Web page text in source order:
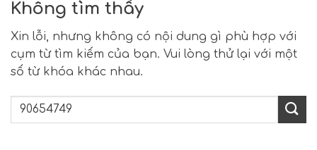
Không tìm thấy
Xin lỗi, nhưng không có nội dung gì phù hợp với
cụm từ tìm kiếm của bạn. Vui lòng thử lại với một
số từ khóa khác nhau.